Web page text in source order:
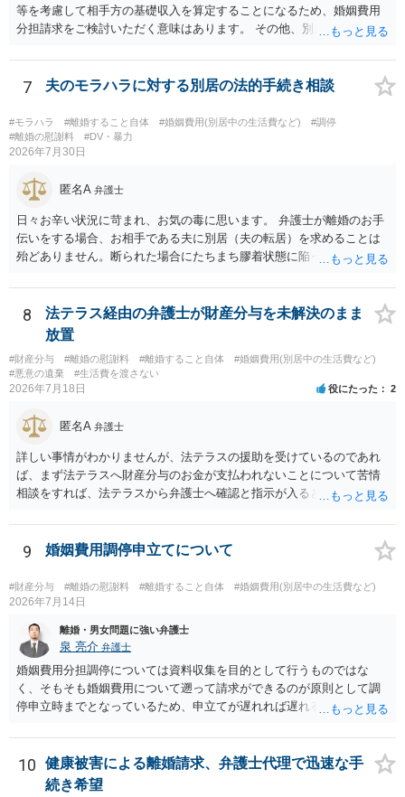
等を考慮して相手方の基礎収入を算定することになるため、婚姻費用
分担請求をご検討いただく意味はあります。 その他、別居の経緯、質
て、ご検討いただくのが良いかと思います。
7 夫のモラハラに対する別居の法的手続き相談
#モラハラ #離婚すること自体 #婚姻費用(別居中の生活費など)
#調停
#離婚の慰謝料
#DV・暴力
2026年7月30日
匿名A 弁護士
日々お辛い状況に苛まれ、お気の毒に思います。 弁護士が離婚のお手
伝いをする場合、お相手である夫に別居（夫の転居）を求めることは
殆どありません。断られた場合にたちまち膠着状態に陥ってしまうの
高いためです。 実務的には、ご相談者さまが転居する形で離婚協議等
を進める選択を採らざるを得ないことが圧倒的多数です。
8
法テラス経由の弁護士が財産分与を未解決のまま
放置
#財産分与 #離婚の慰謝料 #離婚すること自体
#婚姻費用(別居中の生活費など)
#悪意の遺棄
#生活費を渡さない
2026年7月18日 役にたった 2
匿名A 弁護士
詳しい事情がわかりませんが、法テラスの援助を受けているのであれ
ば、まず法テラスへ財産分与のお金が支払われないことについて苦情
相談をすれば、法テラスから弁護士へ確認と指示が入ると思います。
す。
9 婚姻費用調停申立てについて
#財産分与 #離婚の慰謝料 #離婚すること自体 #婚姻費用(別居中の生活費など)
2026年7月14日
離婚・男女問題に強い弁護士
泉 亮介 弁護士
婚姻費用分担調停については資料収集を目的として行うものではな
く、そもそも婚姻費用について遡って請求ができるのが原則として調
停申立時までとなっているため、申立てが遅れれば遅れるほど、遡れ
婚姻費用については調停で話がまとまらなかった場合に審判で裁判所
の判断が出るため、終局的な解決が見込めます。 弁護士に一度相談さ
れた方が良いでしょう。
10
健康被害による離婚請求、弁護士代理で迅速な手
続き希望